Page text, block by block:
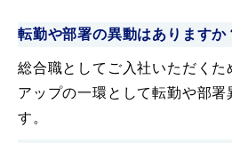
転勤や部署の異動はありますか
総合職としてご入社いただくた
アップの一環として転勤や部署
す。